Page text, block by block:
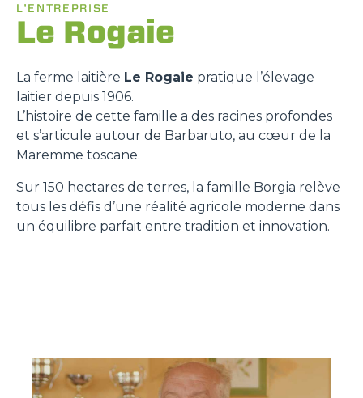
L'ENTREPRISE
Le Rogaie
La ferme laitière Le Rogaie pratique l’élevage
laitier depuis 1906.
L’histoire de cette famille a des racines profondes
et s’articule autour de Barbaruto, au cœur de la
Maremme toscane.
Sur 150 hectares de terres, la famille Borgia relève
tous les défis d’une réalité agricole moderne dans
un équilibre parfait entre tradition et innovation.